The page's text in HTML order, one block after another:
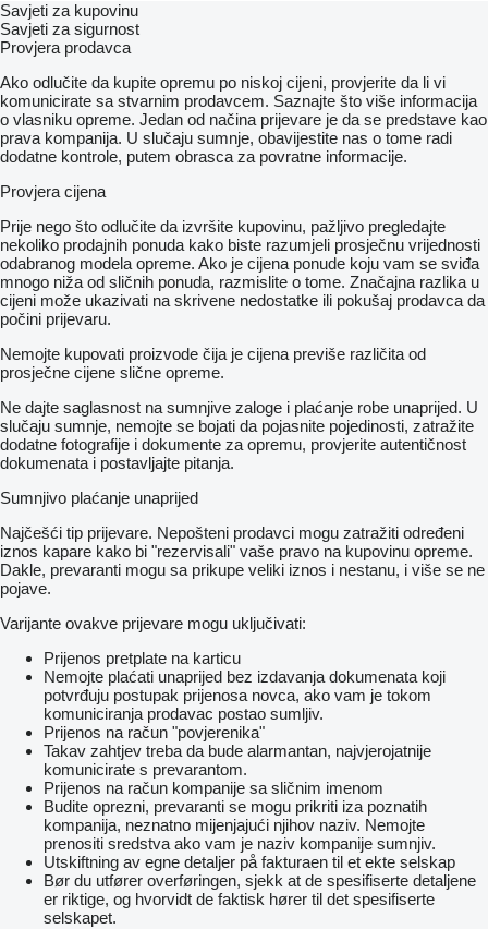
Savjeti za kupovinu
Savjeti za sigurnost
Provjera prodavca
Ako odlučite da kupite opremu po niskoj cijeni, provjerite da li vi
komunicirate sa stvarnim prodavcem. Saznajte što više informacija
o vlasniku opreme. Jedan od načina prijevare je da se predstave kao
prava kompanija. U slučaju sumnje, obavijestite nas o tome radi
dodatne kontrole, putem obrasca za povratne informacije.
Provjera cijena
Prije nego što odlučite da izvršite kupovinu, pažljivo pregledajte
nekoliko prodajnih ponuda kako biste razumjeli prosječnu vrijednosti
odabranog modela opreme. Ako je cijena ponude koju vam se sviđa
mnogo niža od sličnih ponuda, razmislite o tome. Značajna razlika u
cijeni može ukazivati ​​na skrivene nedostatke ili pokušaj prodavca da
počini prijevaru.
Nemojte kupovati proizvode čija je cijena previše različita od
prosječne cijene slične opreme.
Ne dajte saglasnost na sumnjive zaloge i plaćanje robe unaprijed. U
slučaju sumnje, nemojte se bojati da pojasnite pojedinosti, zatražite
dodatne fotografije i dokumente za opremu, provjerite autentičnost
dokumenata i postavljajte pitanja.
Sumnjivo plaćanje unaprijed
Najčešći tip prijevare. Nepošteni prodavci mogu zatražiti određeni
iznos kapare kako bi "rezervisali" vaše pravo na kupovinu opreme.
Dakle, prevaranti mogu sa prikupe veliki iznos i nestanu, i više se ne
pojave.
Varijante ovakve prijevare mogu uključivati:
Prijenos pretplate na karticu
Nemojte plaćati unaprijed bez izdavanja dokumenata koji
potvrđuju postupak prijenosa novca, ako vam je tokom
komuniciranja prodavac postao sumljiv.
Prijenos na račun "povjerenika"
Takav zahtjev treba da bude alarmantan, najvjerojatnije
komunicirate s prevarantom.
Prijenos na račun kompanije sa sličnim imenom
Budite oprezni, prevaranti se mogu prikriti iza poznatih
kompanija, neznatno mijenjajući njihov naziv. Nemojte
prenositi sredstva ako vam je naziv kompanije sumnjiv.
Utskiftning av egne detaljer på fakturaen til et ekte selskap
Bør du utfører overføringen, sjekk at de spesifiserte detaljene
er riktige, og hvorvidt de faktisk hører til det spesifiserte
selskapet.